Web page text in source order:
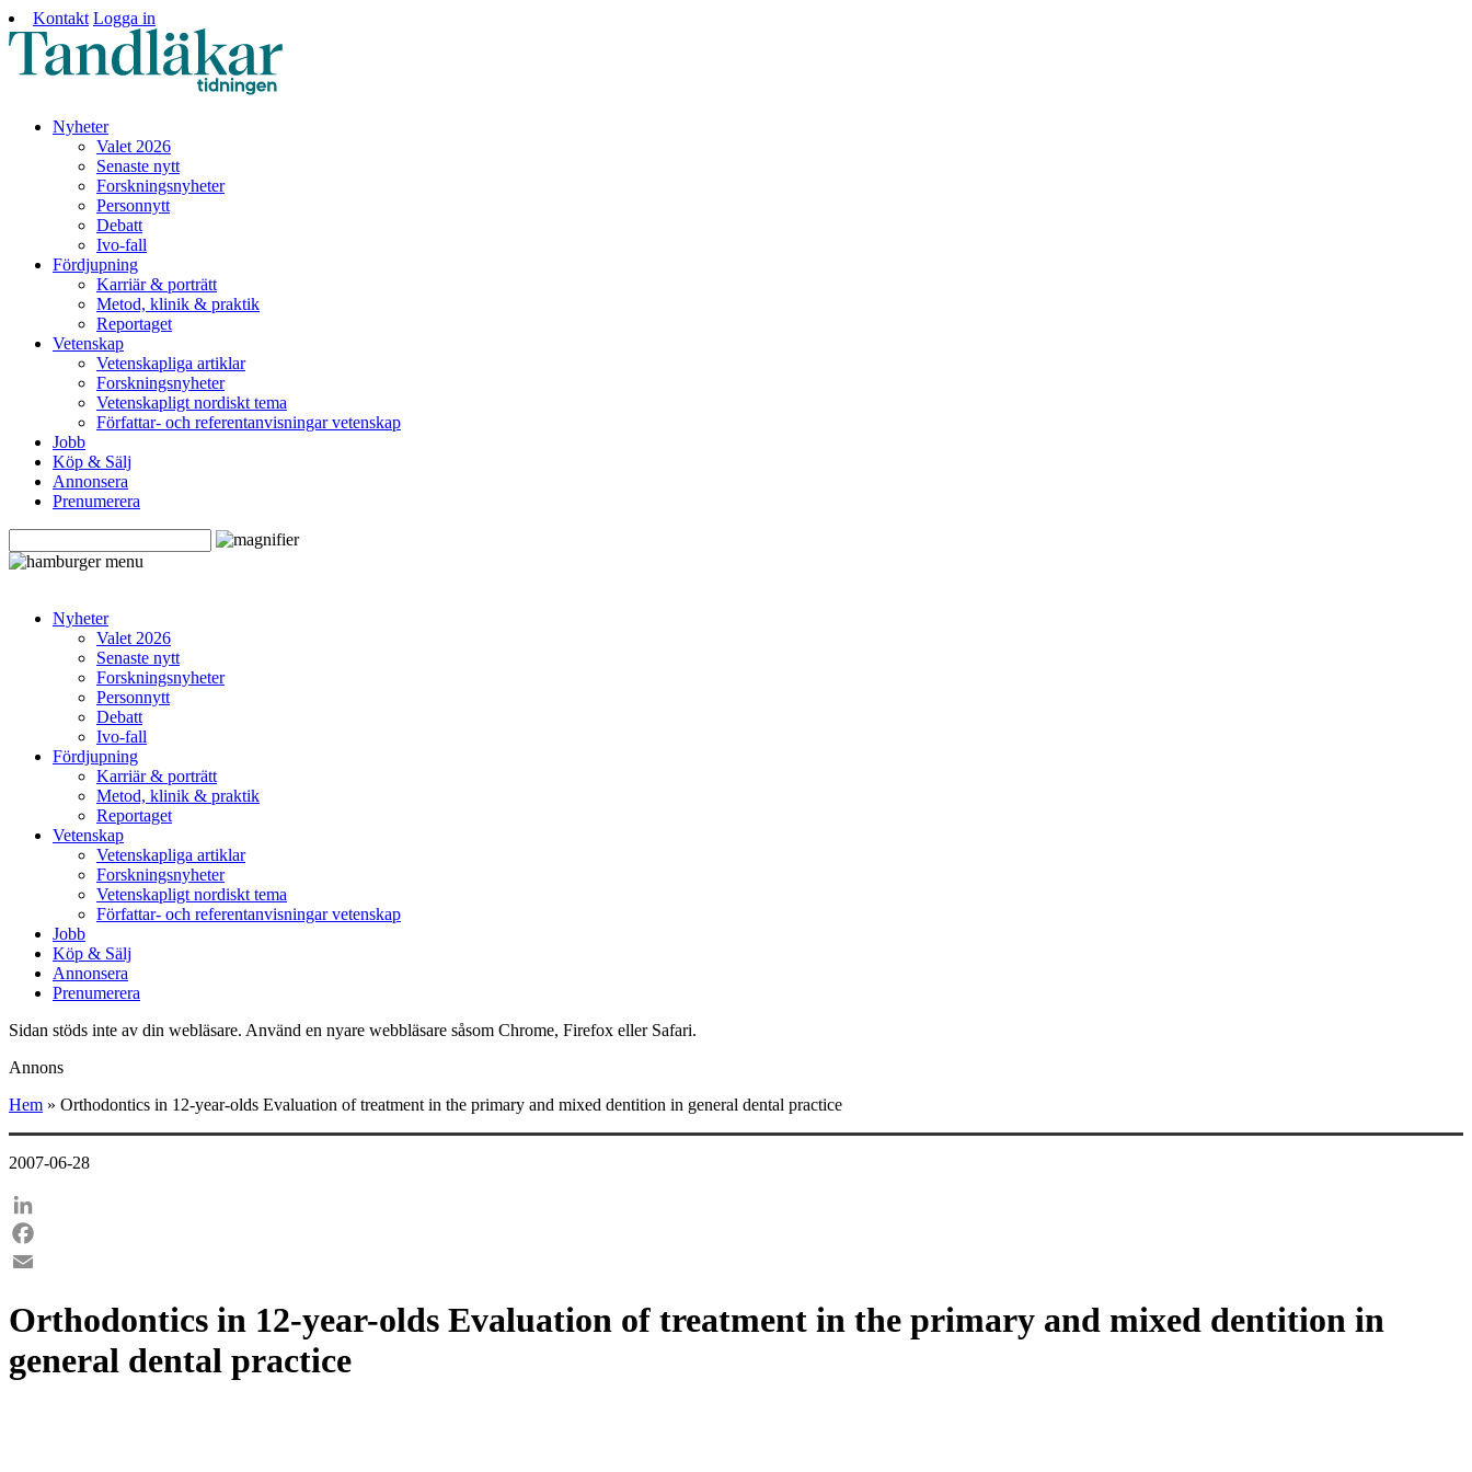
Kontakt Logga in
Nyheter
Valet 2026
Senaste nytt
Forskningsnyheter
Personnytt
Debatt
Ivo-fall
Fördjupning
Karriär & porträtt
Metod, klinik & praktik
Reportaget
Vetenskap
Vetenskapliga artiklar
Forskningsnyheter
Vetenskapligt nordiskt tema
Författar- och referentanvisningar vetenskap
Jobb
Köp & Sälj
Annonsera
Prenumerera
Nyheter
Valet 2026
Senaste nytt
Forskningsnyheter
Personnytt
Debatt
Ivo-fall
Fördjupning
Karriär & porträtt
Metod, klinik & praktik
Reportaget
Vetenskap
Vetenskapliga artiklar
Forskningsnyheter
Vetenskapligt nordiskt tema
Författar- och referentanvisningar vetenskap
Jobb
Köp & Sälj
Annonsera
Prenumerera
Sidan stöds inte av din webläsare. Använd en nyare webbläsare såsom Chrome, Firefox eller Safari.
Annons
Hem » Orthodontics in 12-year-olds Evaluation of treatment in the primary and mixed dentition in general dental practice
2007-06-28
LinkedIn
Facebook
Orthodontics in 12-year-olds Evaluation of treatment in the primary and mixed dentition in
general dental practice